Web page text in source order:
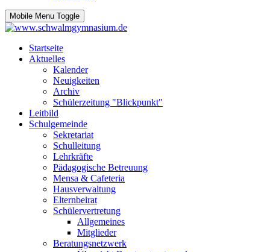
Mobile Menu Toggle
Startseite
Aktuelles
Kalender
Neuigkeiten
Archiv
Schülerzeitung "Blickpunkt"
Leitbild
Schulgemeinde
Sekretariat
Schulleitung
Lehrkräfte
Pädagogische Betreuung
Mensa & Cafeteria
Hausverwaltung
Elternbeirat
Schülervertretung
Allgemeines
Mitglieder
Beratungsnetzwerk